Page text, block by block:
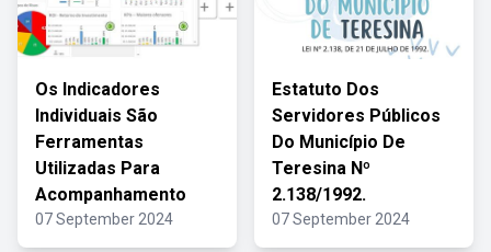
Os Indicadores
Individuais São
Ferramentas
Utilizadas Para
Acompanhamento
07 September 2024
Estatuto Dos
Servidores Públicos
Do Município De
Teresina Nº
2.138/1992.
07 September 2024